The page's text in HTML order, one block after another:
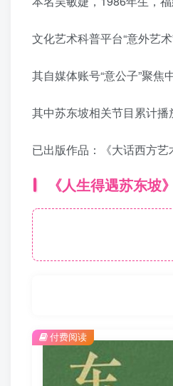
文化艺术科普平台“意外艺
其自媒体账号“意公子”聚焦
其中苏东坡相关节目累计播
已出版作品：《大话西方艺
《人生得遇苏东坡
付费阅读